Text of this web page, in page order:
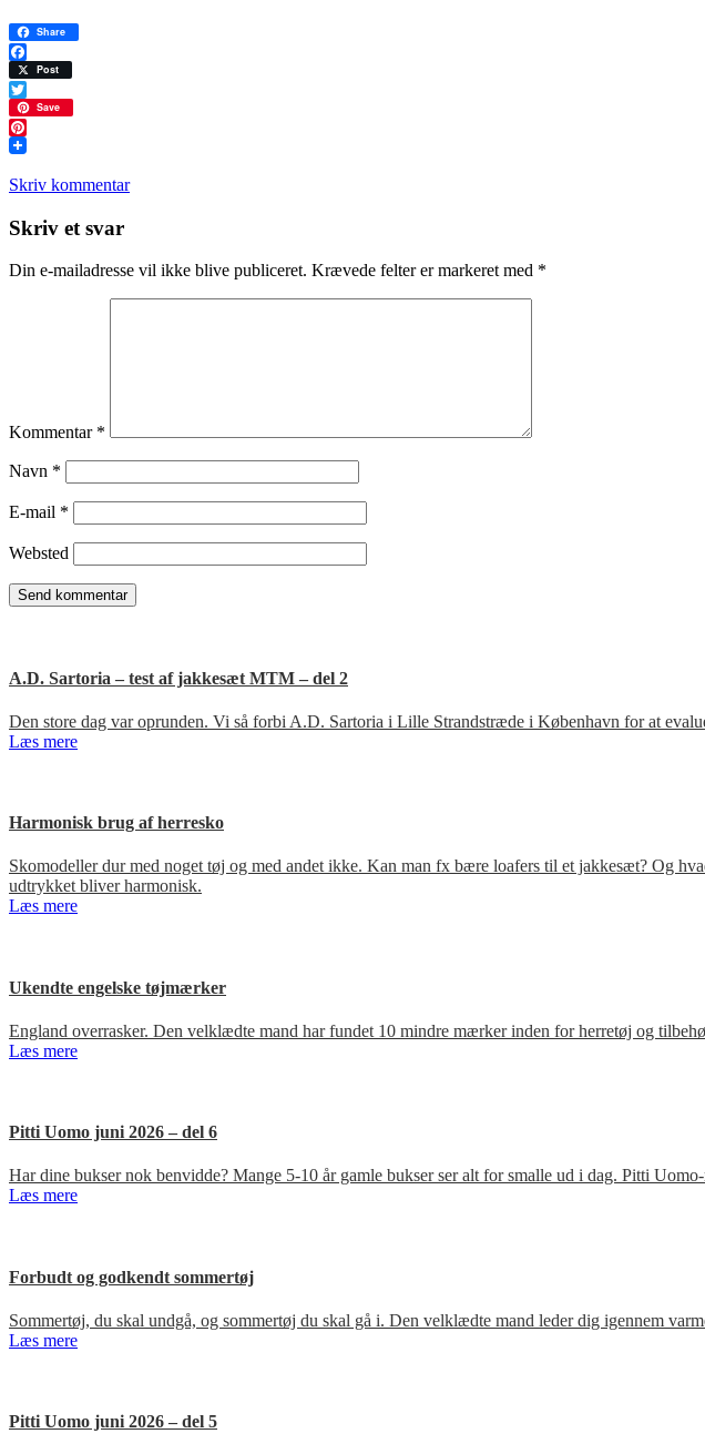
Share
Facebook
Post
Twitter
Save
Pinterest
Skriv kommentar
Læserinteraktioner
Skriv et svar
Din e-mailadresse vil ikke blive publiceret. Krævede felter er markeret med *
Kommentar *
Navn *
E-mail *
Websted
A.D. Sartoria – test af jakkesæt MTM – del 2
Den store dag var oprunden. Vi så forbi A.D. Sartoria i Lille Strandstræde i København for at
Læs mere
Harmonisk brug af herresko
Skomodeller dur med noget tøj og med andet ikke. Kan man fx bære loafers til et jakkesæt? Og
udtrykket bliver harmonisk.
Læs mere
Ukendte engelske tøjmærker
England overrasker. Den velklædte mand har fundet 10 mindre mærker inden for herretøj og
Læs mere
Pitti Uomo juni 2026 – del 6
Har dine bukser nok benvidde? Mange 5-10 år gamle bukser ser alt for smalle ud i dag. Pitti
Læs mere
Forbudt og godkendt sommertøj
Sommertøj, du skal undgå, og sommertøj du skal gå i. Den velklædte mand leder dig igennem
Læs mere
Pitti Uomo juni 2026 – del 5